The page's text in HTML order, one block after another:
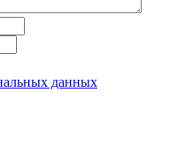
данных